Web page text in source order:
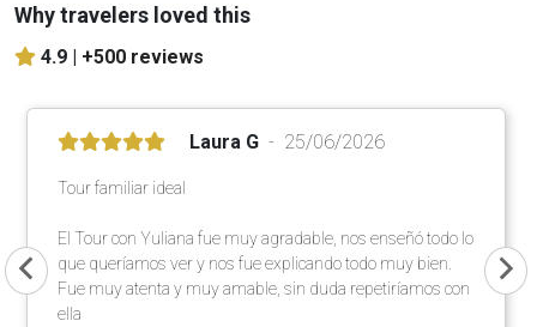
Why travelers loved this
4.9 | +500 reviews
Laura G 25/06/2026
Tour familiar ideal
El Tour con Yuliana fue muy agradable, nos enseñó todo lo
que queríamos ver y nos fue explicando todo muy bien.
Fue muy atenta y muy amable, sin duda repetiríamos con
ella